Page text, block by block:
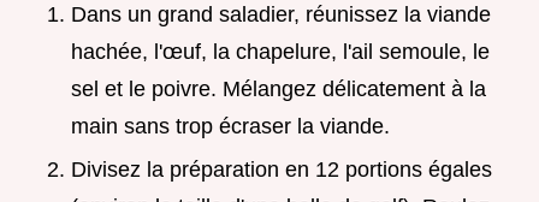
Dans un grand saladier, réunissez la viande
hachée, l'œuf, la chapelure, l'ail semoule, le
sel et le poivre. Mélangez délicatement à la
main sans trop écraser la viande.
Divisez la préparation en 12 portions égales